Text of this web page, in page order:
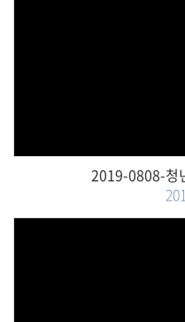
2019-0808-청